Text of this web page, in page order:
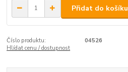
Přidat do košíku
Číslo produktu:
04526
Hlídat cenu / dostupnost